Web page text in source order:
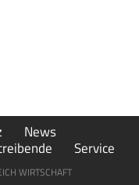
News
Service
WIRTSCHAFT